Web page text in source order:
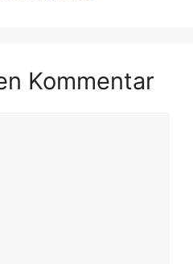
Kommentar